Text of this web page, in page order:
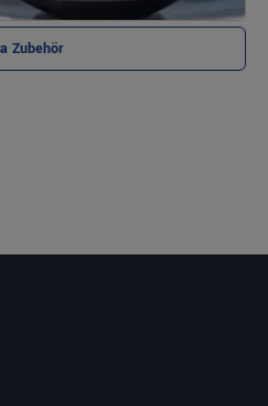
Zubehör